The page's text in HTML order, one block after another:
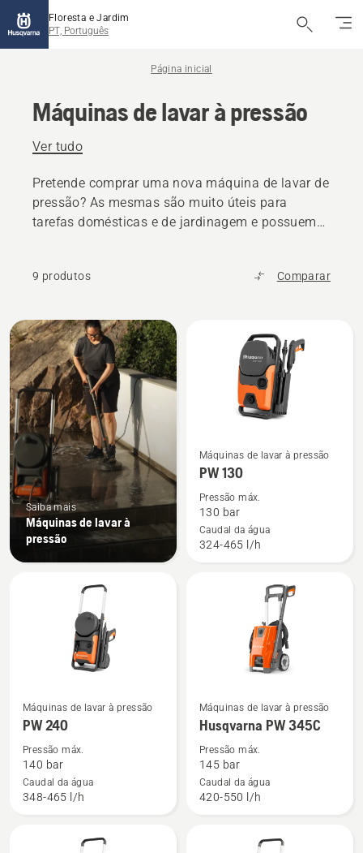
Floresta e Jardim
PT, Português
Página inicial
Máquinas de lavar à pressão
Ver tudo
Pretende comprar uma nova máquina de lavar de
pressão? As mesmas são muito úteis para
tarefas domésticas e de jardinagem e possuem
que uma mangueira normal, sendo, por isso,
9 produtos Comparar
Todos
os
produtos
Saiba mais
Máquinas de lavar à
pressão
Ver
mais
detalhes
sobre
PW 130
Máquinas de lavar à pressão
PW 130
Pressão máx.
130 bar
Caudal da água
324-465 l/h
Ver
mais
detalhes
sobre
PW 240
Máquinas de lavar à pressão
PW 240
Pressão máx.
140 bar
Caudal da água
348-465 l/h
Ver
mais
detalhes
sobre
Husqvarna
PW 345C
Máquinas de lavar à pressão
Husqvarna PW 345C
Pressão máx.
145 bar
Caudal da água
420-550 l/h